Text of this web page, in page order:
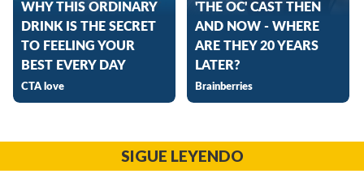
SIGUE LEYENDO